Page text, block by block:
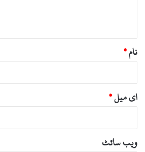
نام*
ای میل*
ویب‌ سائٹ